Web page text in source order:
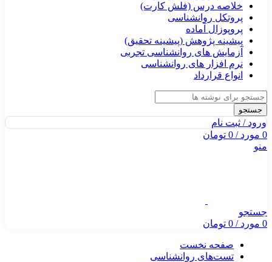
خلاصه درس (فلش کارت)
پروتکل روانشناسی
پروپوزال آماده
پیشینه پژوهش (پیشینه تحقیق)
آزمایش های روانشناسی تجربی
نرم افزار های روانشناسی
انواع قرارداد
جستجو
ورود / ثبت نام
0 مورد/
0 تومان
منو
جستجو
0 مورد/
0 تومان
صفحه نخست
تست‌های روانشناسی